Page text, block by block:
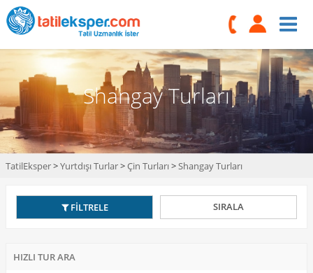
Shangay Turları
TatilEksper>Yurtdışı Turlar>Çin Turları>Shangay Turları
FİLTRELE SIRALA
HIZLI TUR ARA